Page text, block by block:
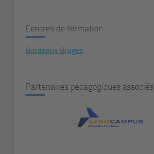
Centres de formation
Bordeaux-Bruges
Partenaires pédagogiques associés